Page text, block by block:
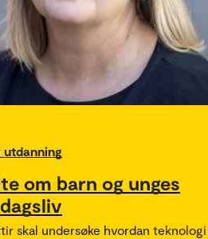
utdanning
om barn og unges
skal undersøke hvordan teknologi